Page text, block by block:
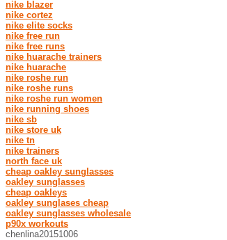
nike blazer
nike cortez
nike elite socks
nike free run
nike free runs
nike huarache trainers
nike huarache
nike roshe run
nike roshe runs
nike roshe run women
nike running shoes
nike sb
nike store uk
nike tn
nike trainers
north face uk
cheap oakley sunglasses
oakley sunglasses
cheap oakleys
oakley sunglases cheap
oakley sunglasses wholesale
p90x workouts
chenlina20151006